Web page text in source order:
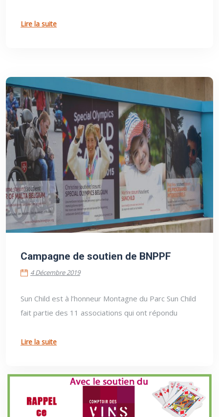
Lire la suite
4 Décembre 2019
Campagne de soutien de BNPPF
4 Décembre 2019
Sun Child est à l’honneur Montagne du Parc Sun Child
fait partie des 11 associations qui ont répondu
Lire la suite